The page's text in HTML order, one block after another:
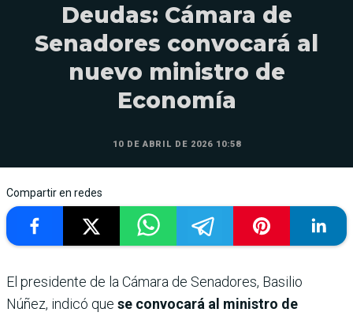
Deudas: Cámara de
Senadores convocará al
nuevo ministro de
Economía
10 DE ABRIL DE 2026 10:58
Compartir en redes
El presidente de la Cámara de Senadores, Basilio
Núñez, indicó que se convocará al ministro de